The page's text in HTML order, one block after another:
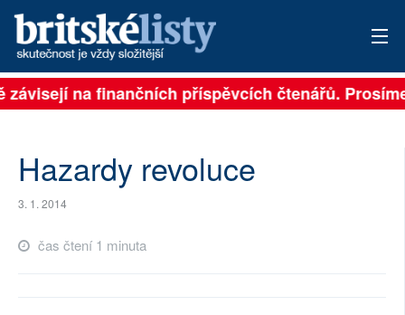
PŘIHLÁSIT
ARCHIV
na finančních příspěvcích čtenářů.
Hazardy revoluce
3. 1. 2014
čas čtení 1 minuta